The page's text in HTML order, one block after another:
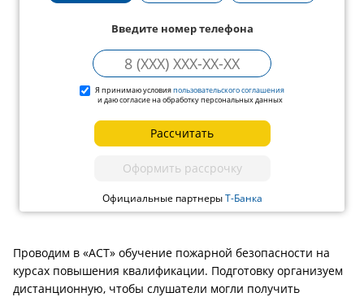
Введите номер телефона
Я принимаю условияпользовательского соглашения
и даю согласие на обработку персональных данных
Рассчитать
Оформить рассрочку
Официальные партнерыТ-Банка
Проводим в «АСТ» обучение пожарной безопасности на
курсах повышения квалификации. Подготовку организуем
дистанционную, чтобы слушатели могли получить